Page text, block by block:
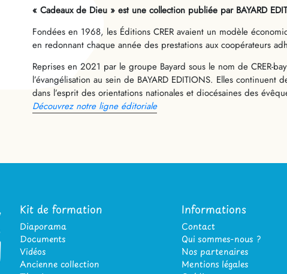
« Cadeaux de Dieu » est une collection publiée par BAYARD
Fondées en 1968, les Éditions CRER avaient un modèle
en redonnant chaque année des prestations aux coopérateurs
Reprises en 2021 par le groupe Bayard sous le nom de CRER-
l’évangélisation au sein de BAYARD EDITIONS. Elles
dans l’esprit des orientations nationales et diocésaines des
Découvrez notre ligne éditoriale
Kit de formation
Diaporama
Documents
Vidéos
Ancienne collection
Informations
Contact
Qui sommes-nous ?
Nos partenaires
Mentions légales